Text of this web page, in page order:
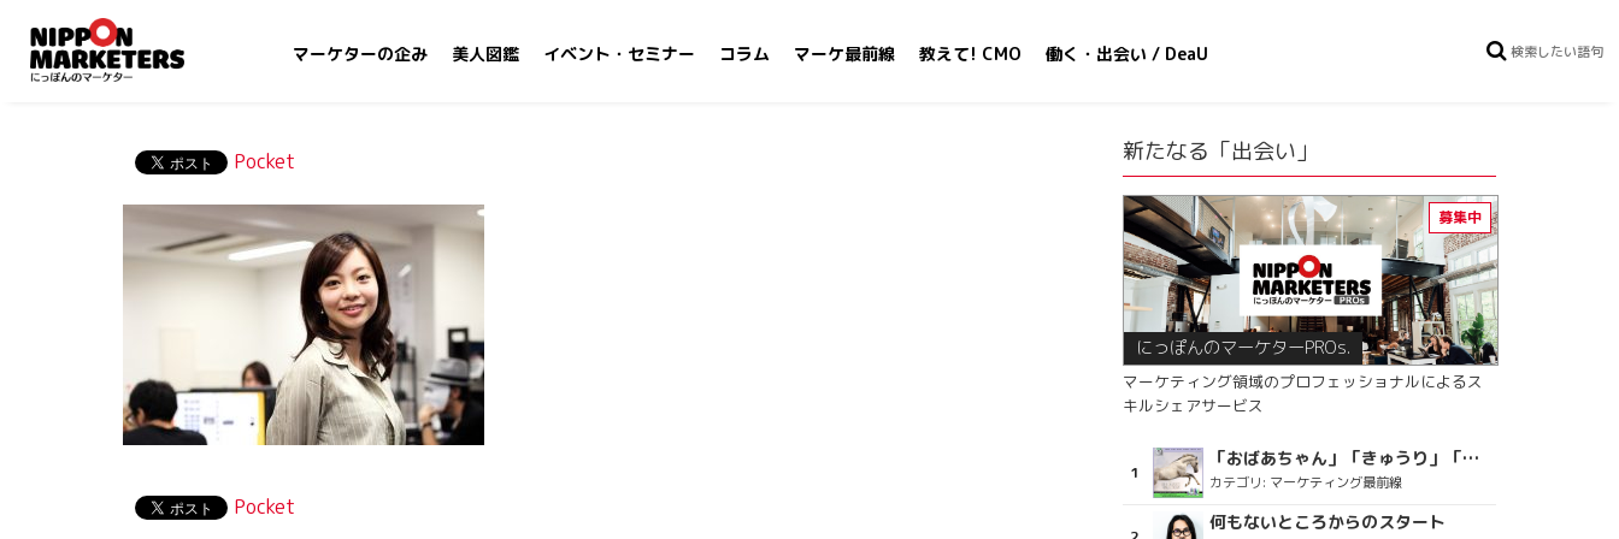
マーケターの企み 美人図鑑 イベント・セミナー コラム マーケ最前線 教えて! CMO 働く・出会い / DeaU
Pocket
Pocket
新たなる「出会い」
にっぽんのマーケターPROs.
マーケティング領域のプロフェッショナルによるス
キルシェアサービス
「おばあちゃん」「きゅうり」「ディスコで踊るおじさん」をCM素材に使った、「気持ちよさ」が売りの意外な商品とは？
カテゴリ: マーケティング最前線
何もないところからのスタート